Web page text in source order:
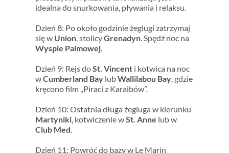
idealna do snurkowania, pływania i relaksu.
Dzień 8: Po około godzinie żeglugi zatrzymaj
się wUnion, stolicyGrenadyn. Spędź noc na
Wyspie Palmowej.
Dzień 9: Rejs doSt. Vincenti kotwica na noc
wCumberland BaylubWallilabou Bay, gdzie
kręcono film „Piraci z Karaibów”.
Dzień 10: Ostatnia długa żegluga w kierunku
Martyniki, kotwiczenie wSt. Anne lub w
Club Med.
Dzień 11: Powróć do bazy w Le Marin